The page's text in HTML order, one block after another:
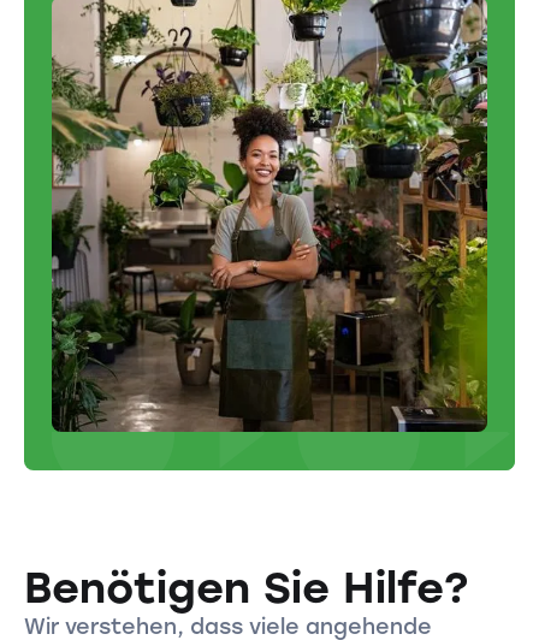
Benötigen Sie Hilfe?
Wir verstehen, dass viele angehende